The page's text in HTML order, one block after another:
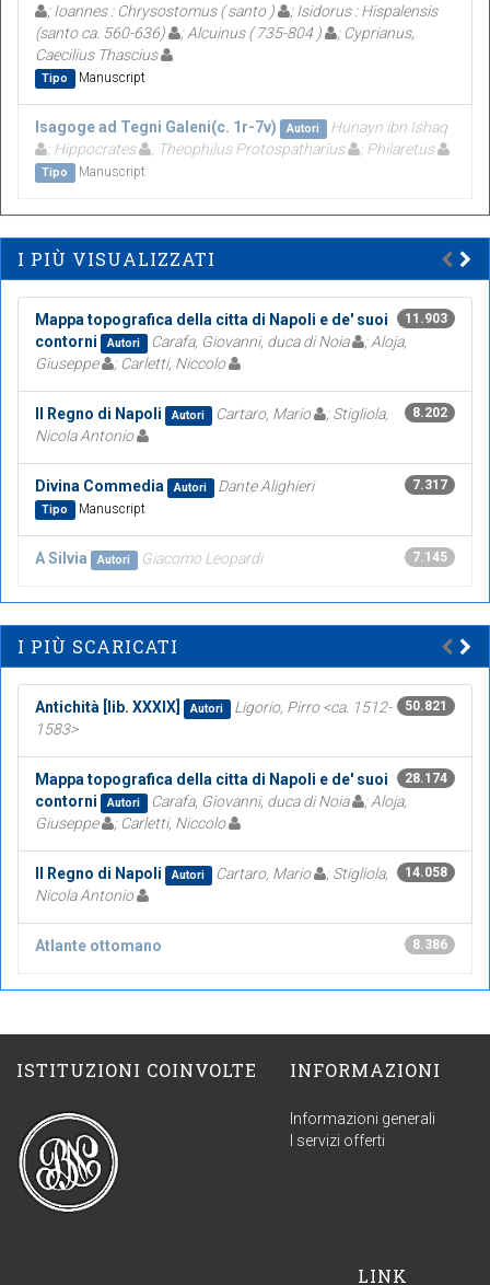
; Ioannes : Chrysostomus ( santo )
; Isidorus : Hispalensis
(santo ca. 560-636)
; Alcuinus ( 735-804 )
; Cyprianus,
Caecilius Thascius
Tipo Manuscript
Isagoge ad Tegni Galeni(c. 1r-7v) Autori
Hunayn ibn Ishaq
; Hippocrates
; Theophilus Protospatharius ; Philaretus
Tipo Manuscript
I PIÙ VISUALIZZATI
11.903
Mappa topografica della citta di Napoli e de' suoi
contorni
Autori Carafa, Giovanni, duca di Noia
; Aloja,
Giuseppe
; Carletti, Niccolo
8.202
Il Regno di Napoli Autori Cartaro, Mario
; Stigliola,
Nicola Antonio
7.317
Divina Commedia Autori Dante Alighieri
Tipo Manuscript
7.145
A Silvia Autori Giacomo Leopardi
I PIÙ SCARICATI
50.821
Antichità [lib. XXXIX] Autori
Ligorio, Pirro <ca. 1512-
1583>
28.174
Mappa topografica della citta di Napoli e de' suoi
contorni
Autori Carafa, Giovanni, duca di Noia
; Aloja,
Giuseppe
; Carletti, Niccolo
14.058
Il Regno di Napoli Autori Cartaro, Mario
; Stigliola,
Nicola Antonio
8.386
Atlante ottomano
ISTITUZIONI COINVOLTE INFORMAZIONI
Informazioni generali
I servizi offerti
LINK